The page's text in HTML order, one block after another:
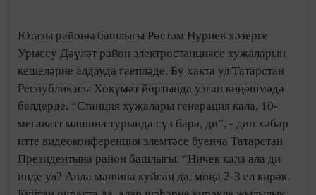
Ютазы районы башлыгы Рөстәм Нуриев хәзерге
Урыссу Дәүләт район электростанциясе хуҗаларын
кешеләрне алдауда гаепләде. Бу хакта ул Татарстан
Республикасы Хөкүмәт йортында узган киңәшмәдә
белдерде. “Станция хуҗалары генерация кала, 10-
мегаватт машина турында сүз бара, ди”, - дип хәбәр
итте видеоконференция элемтәсе буенча Татарстан
Президентына район башлыгы. “Ничек кала ала ди
инде ул? Анда машина куйсаң да, моңа 2-3 ел кирәк.